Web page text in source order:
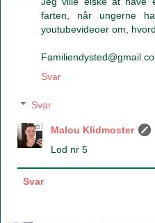
farten, når ungerne
youtubevideoer om,
Svar
Svar
Malou Klidmoster
Lod nr 5
Svar